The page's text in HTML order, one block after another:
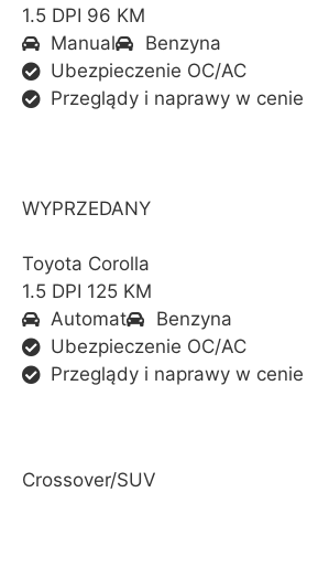
1.5 DPI 96 KM
Manual
Benzyna
Ubezpieczenie OC/AC
Przeglądy i naprawy w cenie
WYPRZEDANY
Toyota Corolla
1.5 DPI 125 KM
Automat
Benzyna
Ubezpieczenie OC/AC
Przeglądy i naprawy w cenie
Crossover/SUV